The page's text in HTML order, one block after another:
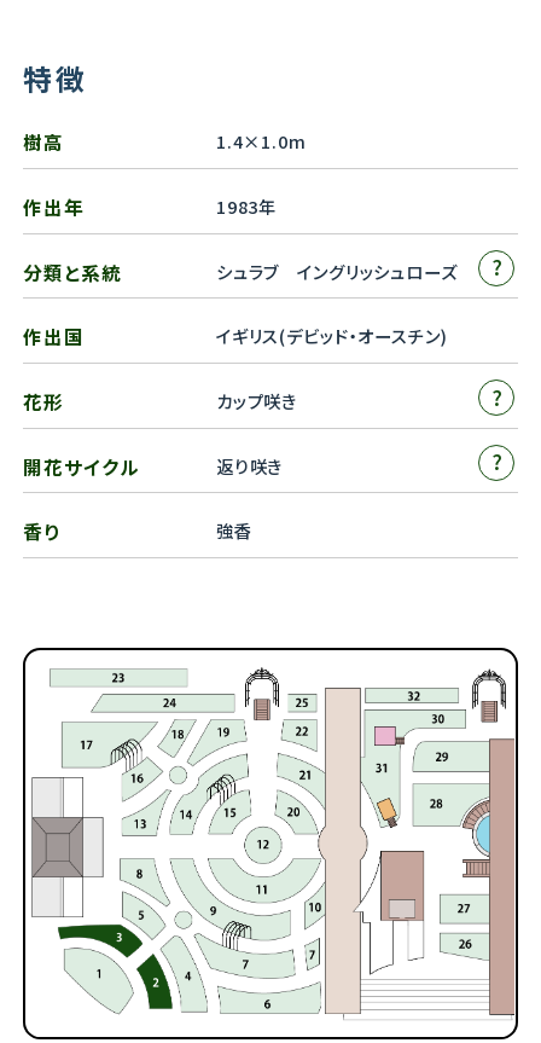
特徴
樹高 1.4×1.0m
作出年 1983年
分類と系統 シュラブ イングリッシュローズ ?
作出国 イギリス(デビッド・オースチン)
花形 カップ咲き ?
開花サイクル 返り咲き ?
香り 強香